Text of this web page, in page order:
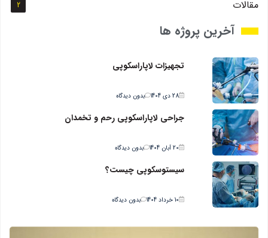
مقالات 2
آخرین پروژه ها
تجهیزات لاپاراسکوپی
28 دی 1404 بدون دیدگاه
جراحي لاپاراسکوپي رحم و تخمدان
20 آبان 1404 بدون دیدگاه
سیستوسکوپی چیست؟
10 خرداد 1404 بدون دیدگاه